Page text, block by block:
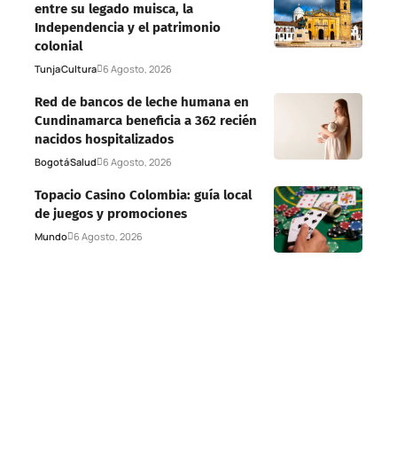
entre su legado muisca, la
Independencia y el patrimonio
colonial
TunjaCultura 6 Agosto, 2026
Red de bancos de leche humana en
Cundinamarca beneficia a 362 recién
nacidos hospitalizados
BogotáSalud 6 Agosto, 2026
Topacio Casino Colombia: guía local
de juegos y promociones
Mundo 6 Agosto, 2026